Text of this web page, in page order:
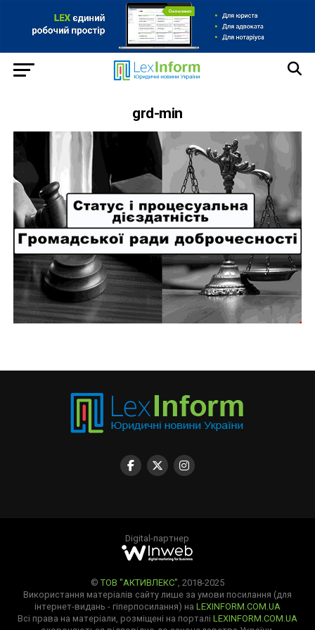
grd-min
Digital-партнер
© ТОВ "АКТИВЛЕКС", 2018-2025
Використання матеріалів сайту лише за умови посилання (для
інтернет-видань - гіперпосилання) на LEXINFORM.COM.UA
Всі права на матеріали, розміщені на порталі LEXINFORM.COM.UA